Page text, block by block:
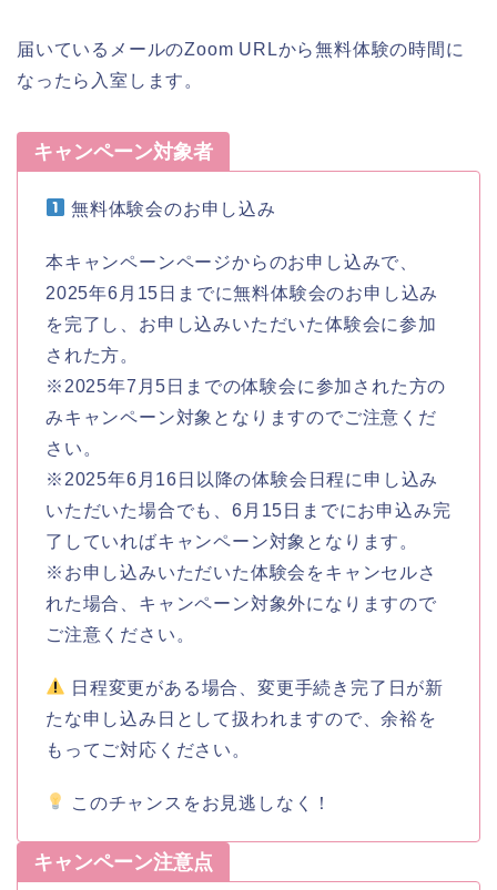
届いているメールのZoom URLから無料体験の時間に
なったら入室します。
キャンペーン対象者
無料体験会のお申し込み
本キャンペーンページからのお申し込みで、
2025年6月15日までに無料体験会のお申し込み
を完了し、お申し込みいただいた体験会に参加
された方。
※2025年7月5日までの体験会に参加された方の
みキャンペーン対象となりますのでご注意くだ
さい。
※2025年6月16日以降の体験会日程に申し込み
いただいた場合でも、6月15日までにお申込み完
了していればキャンペーン対象となります。
※お申し込みいただいた体験会をキャンセルさ
れた場合、キャンペーン対象外になりますので
ご注意ください。
日程変更がある場合、変更手続き完了日が新
たな申し込み日として扱われますので、余裕を
もってご対応ください。
このチャンスをお見逃しなく！
キャンペーン注意点